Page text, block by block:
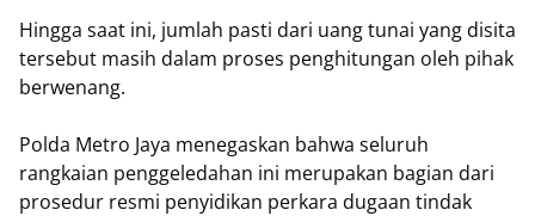
Hingga saat ini, jumlah pasti dari uang tunai yang disita
tersebut masih dalam proses penghitungan oleh pihak
berwenang.
Polda Metro Jaya menegaskan bahwa seluruh
rangkaian penggeledahan ini merupakan bagian dari
prosedur resmi penyidikan perkara dugaan tindak